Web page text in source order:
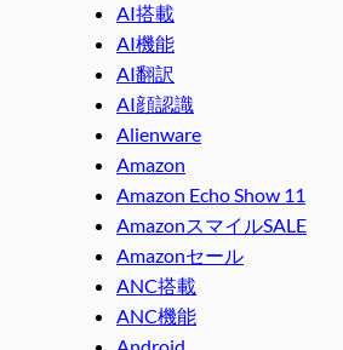
AI搭載
AI機能
AI翻訳
AI顔認識
Alienware
Amazon
Amazon Echo Show 11
AmazonスマイルSALE
Amazonセール
ANC搭載
ANC機能